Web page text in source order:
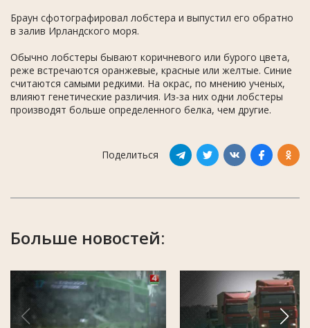
Браун сфотографировал лобстера и выпустил его обратно
в залив Ирландского моря.
Обычно лобстеры бывают коричневого или бурого цвета,
реже встречаются оранжевые, красные или желтые. Синие
считаются самыми редкими. На окрас, по мнению ученых,
влияют генетические различия. Из-за них одни лобстеры
производят больше определенного белка, чем другие.
Поделиться
Больше новостей: